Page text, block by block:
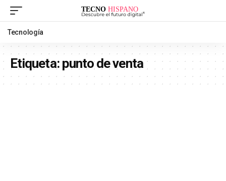
Tecnología
Etiqueta: punto de venta